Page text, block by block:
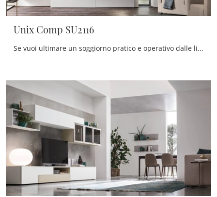
Unix Comp SU2116
Se vuoi ultimare un soggiorno pratico e operativo dalle linee moderne, ti offriamo la parete attrezzata Unix Comp SU2116 Maronese.